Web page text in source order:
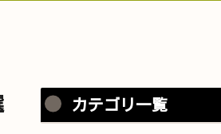
カテゴリ一覧